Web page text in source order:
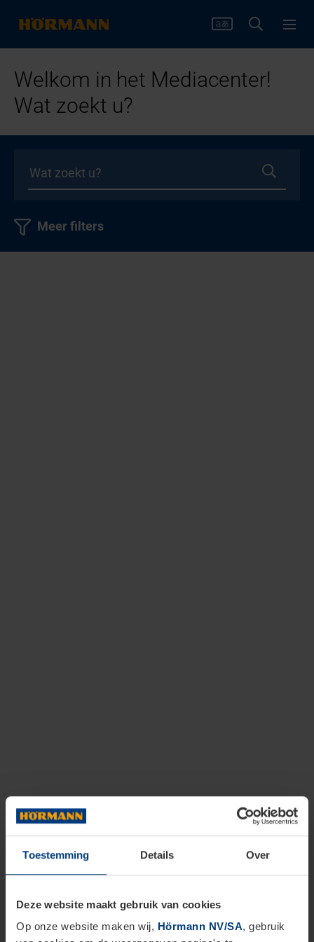
Toestemming Details Over
Deze website maakt gebruik van cookies
Op onze website maken wij, Hörmann NV/SA, gebruik
Welkom in het Mediacenter!
Wat zoekt u?
Meer filters